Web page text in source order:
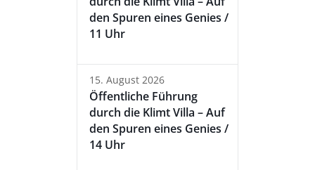
den Spuren eines Genies /
11 Uhr
15. August 2026
Öffentliche Führung
durch die Klimt Villa – Auf
den Spuren eines Genies /
14 Uhr